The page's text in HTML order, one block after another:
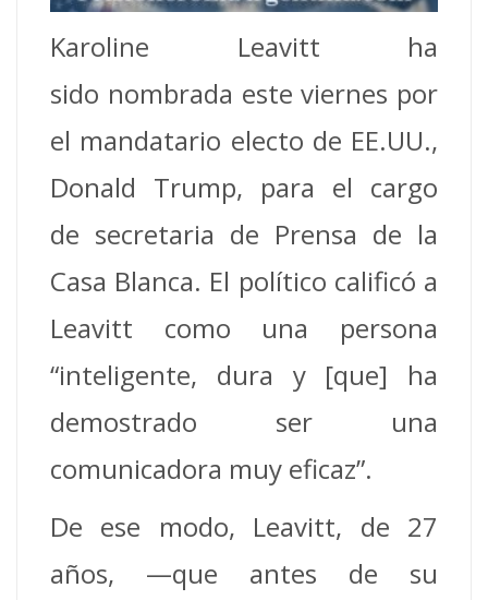
Karoline Leavitt ha
sido nombrada este viernes por
el mandatario electo de EE.UU.,
Donald Trump, para el cargo
de secretaria de Prensa de la
Casa Blanca. El político calificó a
Leavitt como una persona
“inteligente, dura y [que] ha
demostrado ser una
comunicadora muy eficaz”.
De ese modo, Leavitt, de 27
años, —que antes de su